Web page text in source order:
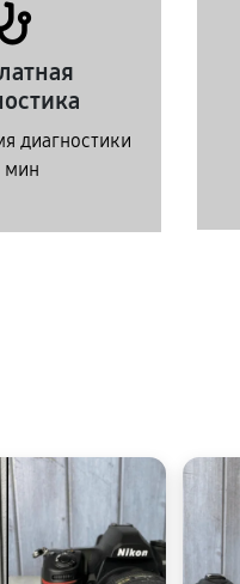
диагностики
мин